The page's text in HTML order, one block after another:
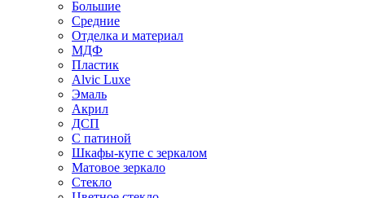
Большие
Средние
Отделка и материал
МДФ
Пластик
Alvic Luxe
Эмаль
Акрил
ДСП
С патиной
Шкафы-купе с зеркалом
Матовое зеркало
Стекло